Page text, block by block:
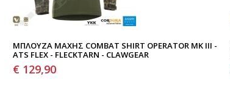
ΜΠΛΟΎΖΑ ΜΆΧΗΣ COMBAT SHIRT OPERATOR MK III -
ATS FLEX - FLECKTARN - CLAWGEAR
€ 129,90